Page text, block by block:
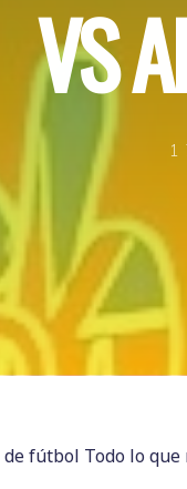
VSA
fútbol Todo lo